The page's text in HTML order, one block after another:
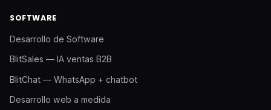
SOFTWARE
Desarrollo de Software
BlitSales — IA ventas B2B
BlitChat — WhatsApp + chatbot
Desarrollo web a medida